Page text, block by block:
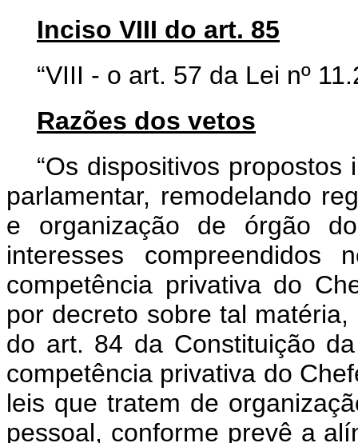
Inciso VIII do art. 85
“VIII - o art. 57 da Lei nº
Razões dos vetos
“Os dispositivos
parlamentar, remodelando
e organização de órgão
interesses
competência privativa do
por decreto sobre tal matéria,
do art. 84 da Constituição
competência privativa do
leis que tratem de
pessoal, conforme prevê a